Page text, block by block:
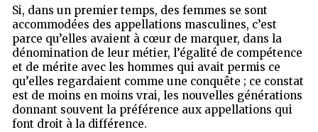
Si, dans un premier temps, des femmes se sont
accommodées des appellations masculines, c’est
parce qu’elles avaient à cœur de marquer, dans la
dénomination de leur métier, l’égalité de compétence
et de mérite avec les hommes qui avait permis ce
qu’elles regardaient comme une conquête ; ce constat
est de moins en moins vrai, les nouvelles générations
donnant souvent la préférence aux appellations qui
font droit à la différence.